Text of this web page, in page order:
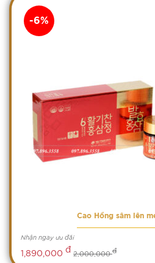
Cao Hồng sâm lên
Nhận ngay ưu đãi
1,890,000 đ 2,000,000đ
-6%